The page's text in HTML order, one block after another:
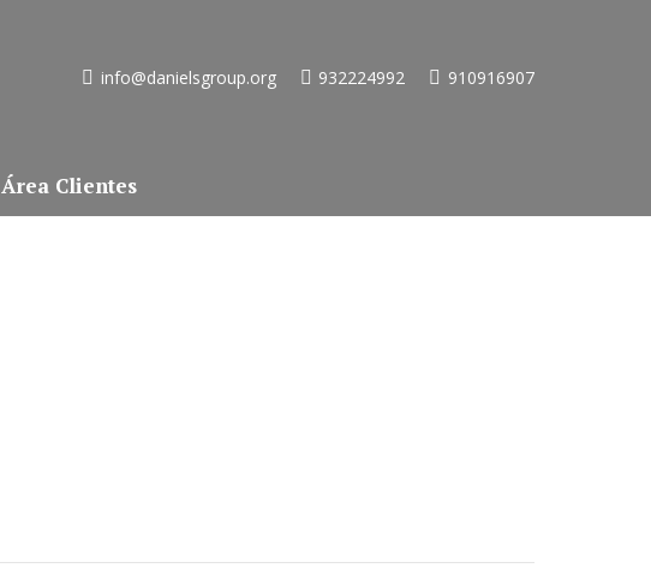
info@danielsgroup.org 932224992 910916907
Área Clientes